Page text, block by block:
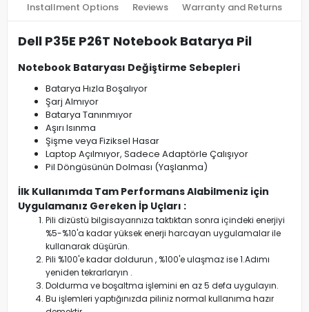
Installment Options Reviews Warranty and Returns
Dell P35E P26T Notebook Batarya Pil
Notebook Bataryası Değiştirme Sebepleri
Batarya Hızla Boşalıyor
Şarj Almıyor
Batarya Tanınmıyor
Aşırı Isınma
Şişme veya Fiziksel Hasar
Laptop Açılmıyor, Sadece Adaptörle Çalışıyor
Pil Döngüsünün Dolması (Yaşlanma)
İlk Kullanımda Tam Performans Alabilmeniz için
Uygulamanız Gereken İp Uçları :
Pili dizüstü bilgisayarınıza taktıktan sonra içindeki enerjiyi
%5-%10'a kadar yüksek enerji harcayan uygulamalar ile
kullanarak düşürün.
Pili %100'e kadar doldurun , %100'e ulaşmaz ise 1.Adımı
yeniden tekrarlaryın .
Doldurma ve boşaltma işlemini en az 5 defa uygulayın.
Bu işlemleri yaptığınızda piliniz normal kullanıma hazır